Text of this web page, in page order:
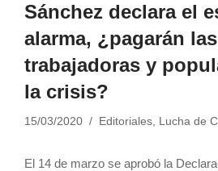
Sánchez declara el
alarma, ¿pagarán
trabajadoras y
la crisis?
15/03/2020 Editoriales, Lucha de
El 14 de marzo se aprobó la